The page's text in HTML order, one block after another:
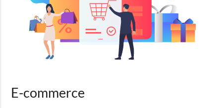
E-commerce